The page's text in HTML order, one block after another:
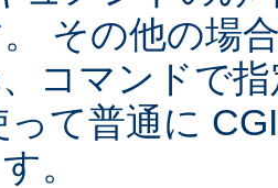
その他の場
コマンドで
って普通に
。